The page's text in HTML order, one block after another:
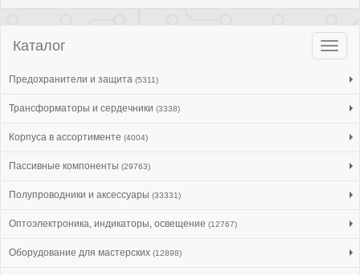
Каталог
Предохранители и защита (5311)
Трансформаторы и сердечники (3338)
Корпуса в ассортименте (4004)
Пассивные компоненты (29763)
Полупроводники и аксессуары (33331)
Оптоэлектроника, индикаторы, освещение (12767)
Оборудование для мастерских (12898)